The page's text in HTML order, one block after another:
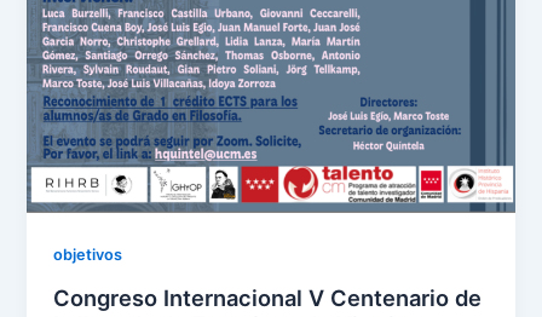
objetivos
Congreso Internacional V Centenario de